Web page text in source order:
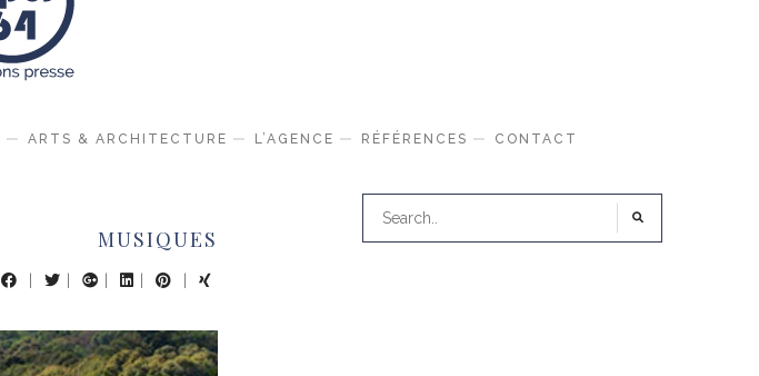
ARTS & ARCHITECTURE L’AGENCE RÉFÉRENCES CONTACT
MUSIQUES